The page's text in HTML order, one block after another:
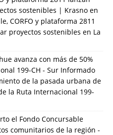
sostenibles | Krasno en
CORFO y plataforma 2811
proyectos sostenibles en La
avanza con más de 50%
199-CH - Sur Informado
de la pasada urbana de
la Ruta Internacional 199-
el Fondo Concursable
comunitarios de la región -